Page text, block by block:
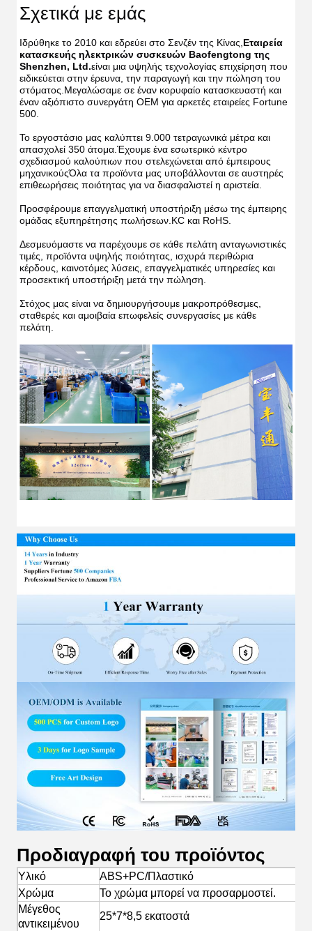
USB
IPX7
με
Νερό
USB
IPX7
με
Σχετικά με εμάς
Ιδρύθηκε το 2010 και εδρεύει στο Σενζέν της Κίνας,Εταιρεία
κατασκευής ηλεκτρικών συσκευών Baofengtong της
Shenzhen, Ltd.είναι μια υψηλής τεχνολογίας επιχείρηση που
ειδικεύεται στην έρευνα, την παραγωγή και την πώληση του
στόματος.Μεγαλώσαμε σε έναν κορυφαίο κατασκευαστή και
έναν αξιόπιστο συνεργάτη OEM για αρκετές εταιρείες Fortune
500.
Το εργοστάσιο μας καλύπτει 9.000 τετραγωνικά μέτρα και
απασχολεί 350 άτομα.Έχουμε ένα εσωτερικό κέντρο
σχεδιασμού καλούπιων που στελεχώνεται από έμπειρους
μηχανικούςΌλα τα προϊόντα μας υποβάλλονται σε αυστηρές
επιθεωρήσεις ποιότητας για να διασφαλιστεί η αριστεία.
Προσφέρουμε επαγγελματική υποστήριξη μέσω της έμπειρης
ομάδας εξυπηρέτησης πωλήσεων.KC και RoHS.
Δεσμευόμαστε να παρέχουμε σε κάθε πελάτη ανταγωνιστικές
τιμές, προϊόντα υψηλής ποιότητας, ισχυρά περιθώρια
κέρδους, καινοτόμες λύσεις, επαγγελματικές υπηρεσίες και
προσεκτική υποστήριξη μετά την πώληση.
Στόχος μας είναι να δημιουργήσουμε μακροπρόθεσμες,
σταθερές και αμοιβαία επωφελείς συνεργασίες με κάθε
πελάτη.
Προδιαγραφή του προϊόντος
Υλικό
ABS+PC/Πλαστικό
Χρώμα
Το χρώμα μπορεί να προσαρμοστεί.
Μέγεθος
αντικειμένου
25*7*8,5 εκατοστά